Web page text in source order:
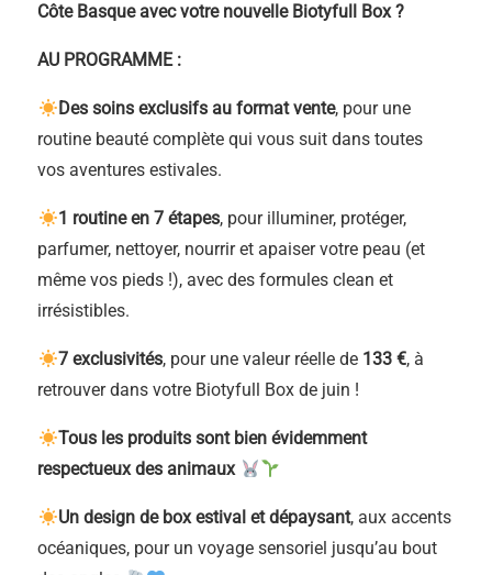
Côte Basque avec votre nouvelle Biotyfull Box ?
AU PROGRAMME :
Des soins exclusifs au format vente, pour une
routine beauté complète qui vous suit dans toutes
vos aventures estivales.
1 routine en 7 étapes, pour illuminer, protéger,
parfumer, nettoyer, nourrir et apaiser votre peau (et
même vos pieds !), avec des formules clean et
irrésistibles.
7 exclusivités, pour une valeur réelle de 133 €, à
retrouver dans votre Biotyfull Box de juin !
Tous les produits sont bien évidemment
respectueux des animaux
Un design de box estival et dépaysant, aux accents
océaniques, pour un voyage sensoriel jusqu’au bout